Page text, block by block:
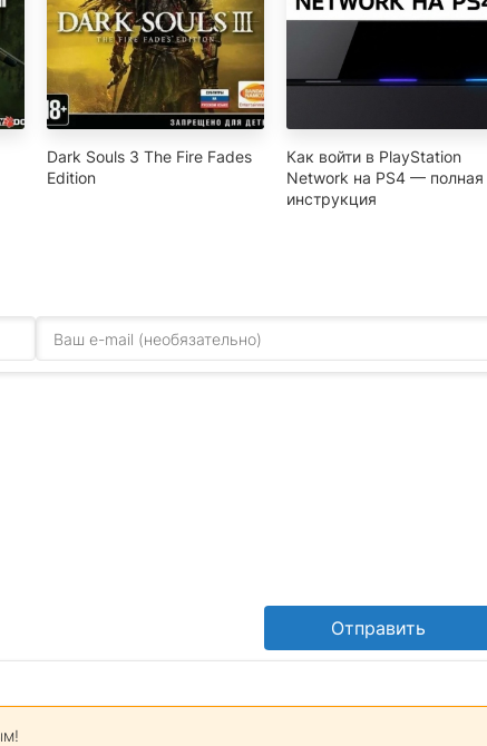
Dark Souls 3 The Fire Fades
Edition
Как войти в PlayStation
Network на PS4 — полная
инструкция
Отправить